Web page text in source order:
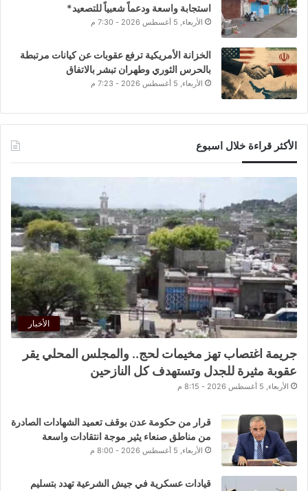
استجابة واسعة ودعماً شعبياً للتصعيد*
الأربعاء, 5 أغسطس 2026 - 7:30 م
الخزانة الأمريكية ترفع عقوبات عن كيانات مرتبطة
بالحرس الثوري وطهران تبشر بالاتفاق
الأربعاء, 5 أغسطس 2026 - 7:23 م
الأكثر قراءة خلال اسبوع
الأخبار
جريمة اغتصاب تهز مخيمات لحج.. والمجلس المحلي يقر
عقوبة مثيرة للجدل وتستهدف كل النازحين
الأربعاء, 5 أغسطس 2026 - 8:15 م
قرار من حكومة عدن بوقف تعميد الشهادات الصادرة
من مناطق صنعاء يثير موجة انتقادات واسعة
الأربعاء, 5 أغسطس 2026 - 8:00 م
قيادات عسكرية في جيش الشرعية تهدد بتسليم